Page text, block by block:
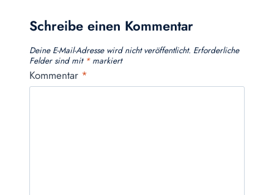
Schreibe einen Kommentar
Deine E-Mail-Adresse wird nicht veröffentlicht. Erforderliche
Felder sind mit *markiert
Kommentar *